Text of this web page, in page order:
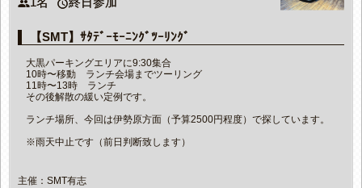
people access_time
【SMT】ｻﾀﾃﾞｰﾓｰﾆﾝｸﾞﾂｰﾘﾝｸﾞ
大黒パーキングエリアに9:30集合
10時〜移動 ランチ会場までツーリング
11時〜13時 ランチ
その後解散の緩い定例です。
ランチ場所、今回は伊勢原方面（予算2500円程度）で探しています。
※雨天中止です（前日判断致します）
主催：SMT有志